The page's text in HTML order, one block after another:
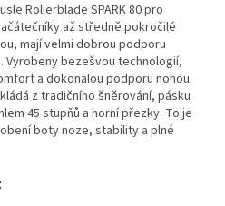
Rollerblade SPARK 80 pro
až středně pokročilé
mají velmi dobrou podporu
Vyrobeny bezešvou technologií,
a dokonalou podporu nohou.
z tradičního šněrování, pásku
45 stupňů a horní přezky. To je
boty noze, stability a plné